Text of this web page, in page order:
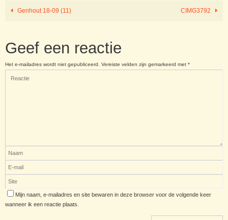
Genhout 18-09 (11) CIMG3792
Geef een reactie
Het e-mailadres wordt niet gepubliceerd. Vereiste velden zijn gemarkeerd met *
Mijn naam, e-mailadres en site bewaren in deze browser voor de volgende keer
wanneer ik een reactie plaats.